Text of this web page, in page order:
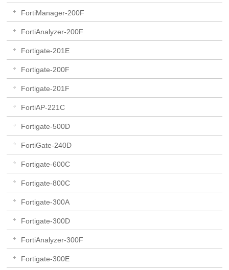
FortiManager-200F
FortiAnalyzer-200F
Fortigate-201E
Fortigate-200F
Fortigate-201F
FortiAP-221C
Fortigate-500D
FortiGate-240D
Fortigate-600C
Fortigate-800C
Fortigate-300A
Fortigate-300D
FortiAnalyzer-300F
Fortigate-300E